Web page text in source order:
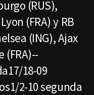
(RUS),
(FRA) y RB
(ING), Ajax
(FRA)--
18-09
2-10 segunda